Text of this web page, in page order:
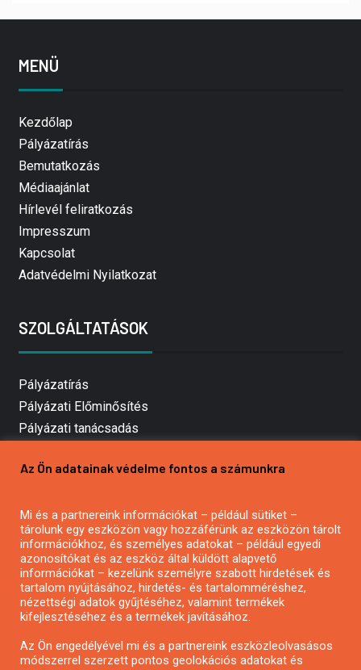
MENÜ
Kezdőlap
Pályázatírás
Bemutatkozás
Médiaajánlat
Hírlevél feliratkozás
Impresszum
Kapcsolat
Adatvédelmi Nyilatkozat
SZOLGÁLTATÁSOK
Pályázatírás
Pályázati Előminősítés
Pályázati tanácsadás
Mezőgazdasági pályázatírás
Pályázatírás civil szervezeteknek
Pályázatírás önkormányzatoknak
Pályázatfigyelés
Specifikus pályázatfigyelés vagy hírlevél
Az Ön adatainak védelme fontos a számunkra
Mi és a partnereink információkat – például sütiket –
tárolunk egy eszközön vagy hozzáférünk az eszközön tárolt
információkhoz, és személyes adatokat – például egyedi
azonosítókat és az eszköz által küldött alapvető
információkat – kezelünk személyre szabott hirdetések és
tartalom nyújtásához, hirdetés- és tartalomméréshez,
nézettségi adatok gyűjtéséhez, valamint termékek
kifejlesztéséhez és a termékek javításához.
Az Ön engedélyével mi és a partnereink eszközleolvasásos
módszerrel szerzett pontos geolokációs adatokat és